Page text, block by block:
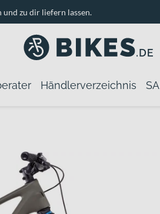
und zu dir liefern lassen.
Händlerverzeichnis